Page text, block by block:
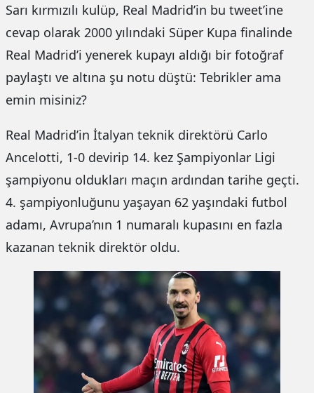
Sarı kırmızılı kulüp, Real Madrid’in bu tweet’ine
cevap olarak 2000 yılındaki Süper Kupa finalinde
Real Madrid’i yenerek kupayı aldığı bir fotoğraf
paylaştı ve altına şu notu düştü: Tebrikler ama
emin misiniz?
Real Madrid’in İtalyan teknik direktörü Carlo
Ancelotti, 1-0 devirip 14. kez Şampiyonlar Ligi
şampiyonu oldukları maçın ardından tarihe geçti.
4. şampiyonluğunu yaşayan 62 yaşındaki futbol
adamı, Avrupa’nın 1 numaralı kupasını en fazla
kazanan teknik direktör oldu.